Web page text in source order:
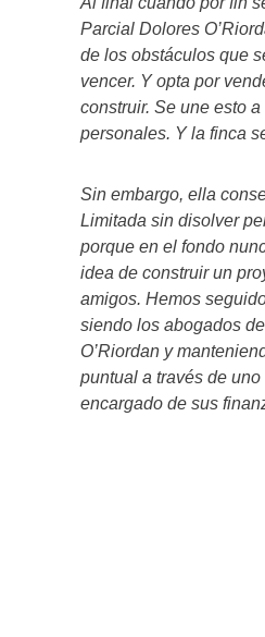
Parcial Dolores
de los obstáculos que
vencer. Y opta por
construir. Se une esto
personales. Y la finca
Sin embargo, ella
Limitada sin disolver
porque en el fondo
idea de construir un
amigos. Hemos
siendo los abogados
O’Riordan y
puntual a través de
encargado de sus